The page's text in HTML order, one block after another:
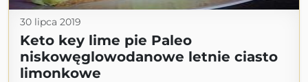
30 lipca 2019
Keto key lime pie Paleo
niskowęglowodanowe letnie ciasto
limonkowe